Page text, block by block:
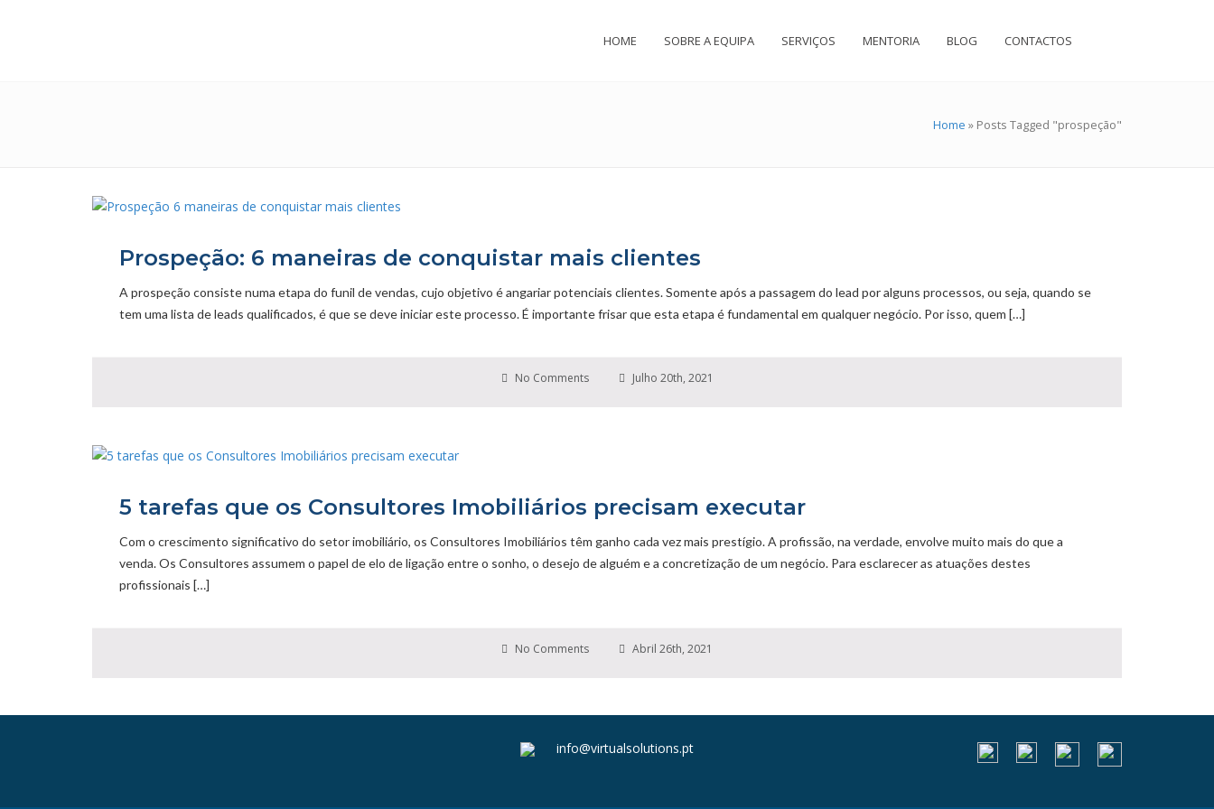
HOME SOBRE A EQUIPA SERVIÇOS MENTORIA BLOG CONTACTOS
Home » Posts Tagged "prospeção"
Prospeção: 6 maneiras de conquistar mais clientes
A prospeção consiste numa etapa do funil de vendas, cujo objetivo é angariar potenciais clientes. Somente após a passagem do lead por alguns processos, ou seja, quando se
tem uma lista de leads qualificados, é que se deve iniciar este processo. É importante frisar que esta etapa é fundamental em qualquer negócio. Por isso, quem […]
No Comments Julho 20th, 2021
5 tarefas que os Consultores Imobiliários precisam executar
Com o crescimento significativo do setor imobiliário, os Consultores Imobiliários têm ganho cada vez mais prestígio. A profissão, na verdade, envolve muito mais do que a
venda. Os Consultores assumem o papel de elo de ligação entre o sonho, o desejo de alguém e a concretização de um negócio. Para esclarecer as atuações destes
profissionais […]
No Comments Abril 26th, 2021
info@virtualsolutions.pt